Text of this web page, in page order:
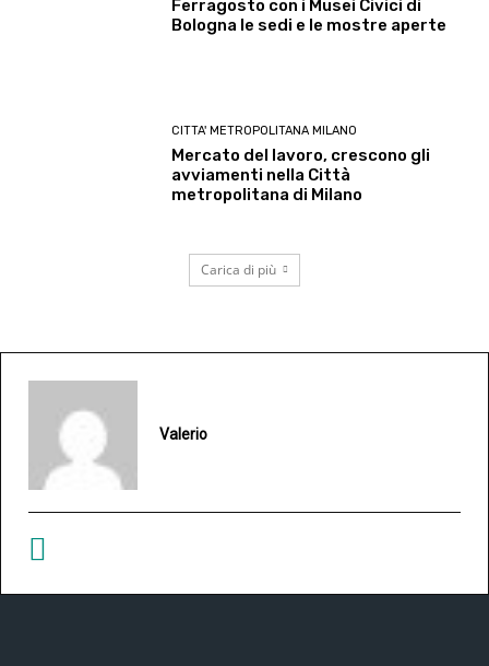
Ferragosto con i Musei Civici di
Bologna le sedi e le mostre aperte
CITTA' METROPOLITANA MILANO
Mercato del lavoro, crescono gli
avviamenti nella Città
metropolitana di Milano
Carica di più
Valerio